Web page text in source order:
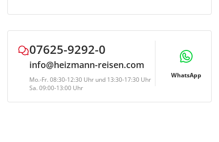
*zzgl. 100% Fremdleistung (Eintrittskarten, Schiff-
und Bahnfahrten, Mahlzeiten etc.)Ggf. können
Bearbeitungsgebühren in Höhe von € 10,- p.P.
anfallen
07625-9292-0
info@heizmann-reisen.com
Mo.-Fr. 08:30-12:30 Uhr und 13:30-17:30 Uhr
Sa. 09:00-13:00 Uhr
WhatsApp